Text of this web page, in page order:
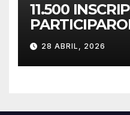
11.500
CORRE POR
28 ABRIL, 2026